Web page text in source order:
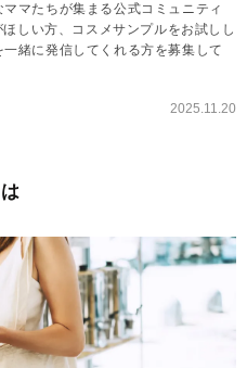
マたちが集まる公式コミュニティ
しい方、コスメサンプルをお試しし
緒に発信してくれる方を募集して
2025.11.20